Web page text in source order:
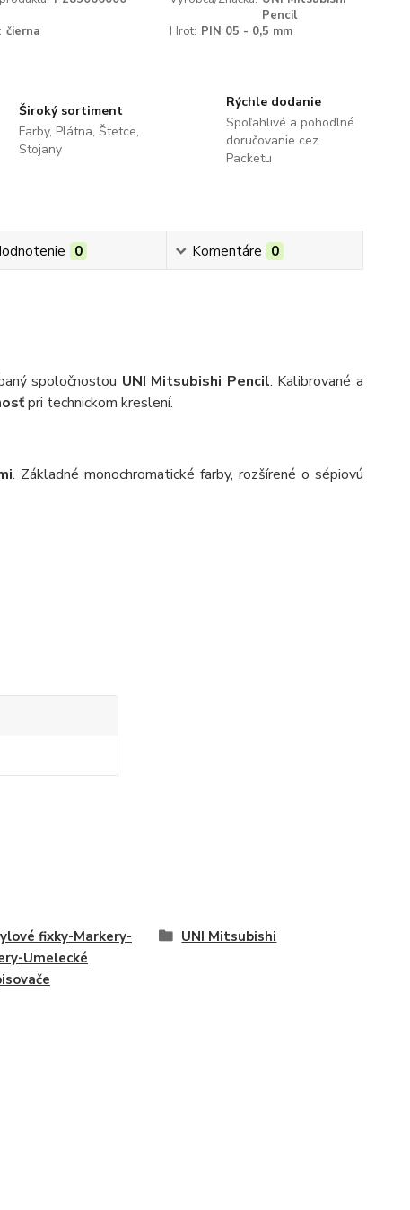
Pencil
čierna Hrot: PIN 05 - 0,5 mm
Široký sortiment
Farby, Plátna, Štetce,
Stojany
Rýchle dodanie
Spoľahlivé a pohodlné
doručovanie cez
Packetu
0 Komentáre 0
spoločnosťou UNI Mitsubishi Pencil. Kalibrované a
pri technickom kreslení.
. Základné monochromatické farby, rozšírené o sépiovú
fixky-Markery-
Umelecké
UNI Mitsubishi